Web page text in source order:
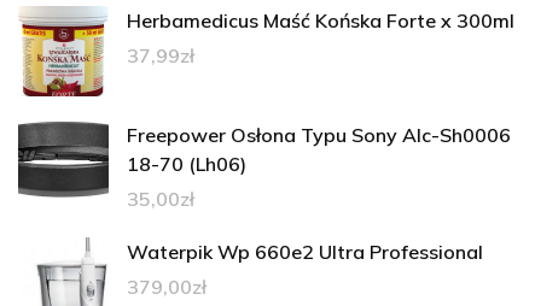
Herbamedicus Maść Końska Forte x 300ml
37,99zł
Freepower Osłona Typu Sony Alc-Sh0006
18-70 (Lh06)
35,00zł
Waterpik Wp 660e2 Ultra Professional
379,00zł